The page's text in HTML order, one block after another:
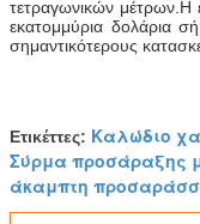
τετραγωνικών μέτρων.Η
εκατομμύρια δολάρια
σημαντικότερους
Ετικέττες: Καλώδιο
Σύρμα προσάραξης
άκαμπτη